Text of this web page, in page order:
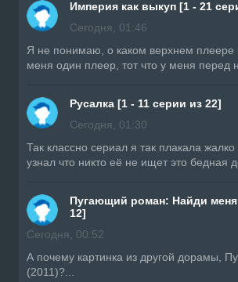
Империя как выкуп [1 - 21
Сегодня, 01:46
Я не понимаю, о каком верхнем плеере
меня один плеер, тот что у меня перед
Русалка [1 - 11 серии из 22]
Сегодня, 01:30
Так классно сериал я так плакала жалко
узнал что никто её не ищет это бедная
Пугающий роман: Найди меня
12]
Сегодня, 00:52
А почему картинка из другой дорамы,
(2011)?...